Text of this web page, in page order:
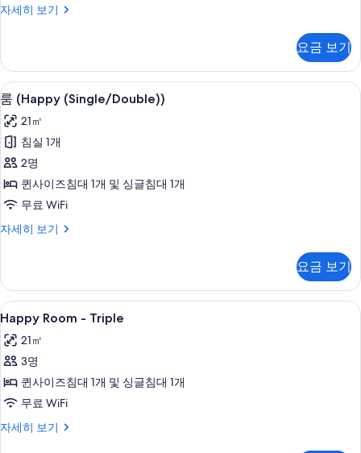
터
모
기
자세히 보기
Happy
세
히
보
기
요금 보기
룸
(Happy
(Single/Double))
사
진
모
두
보
객실 내 금고, 책상, 방음 설비, 다리미/
20
룸 (Happy (Single/Double))
21㎡
침실 1개
2명
퀸사이즈침대 1개 및 싱글침대 1개
무료 WiFi
자세히 보기
룸
세
히
보
요금 보기
Happy
Room
-
Triple
사
진
모
객실 내 금고, 책상, 방음 설비, 다리미/
20
Happy Room - Triple
21㎡
3명
퀸사이즈침대 1개 및 싱글침대 1개
무료 WiFi
자세히 보기
Happy